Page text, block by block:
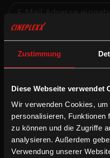
Zustimmung
Diese Webseite verwendet
Wir verwenden Cookies,
personalisieren, Funktionen
zu können und die Zugriffe
analysieren. Außerdem
Verwendung unserer
INFORMATION
Technologien
Gutschein-Info
Family Film Club Info
DOT.magazine
B2B
Kino mieten